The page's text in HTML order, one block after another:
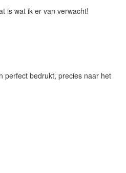
is wat ik er van verwacht!
perfect bedrukt, precies naar het